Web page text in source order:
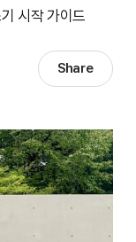
시작 가이드
Share